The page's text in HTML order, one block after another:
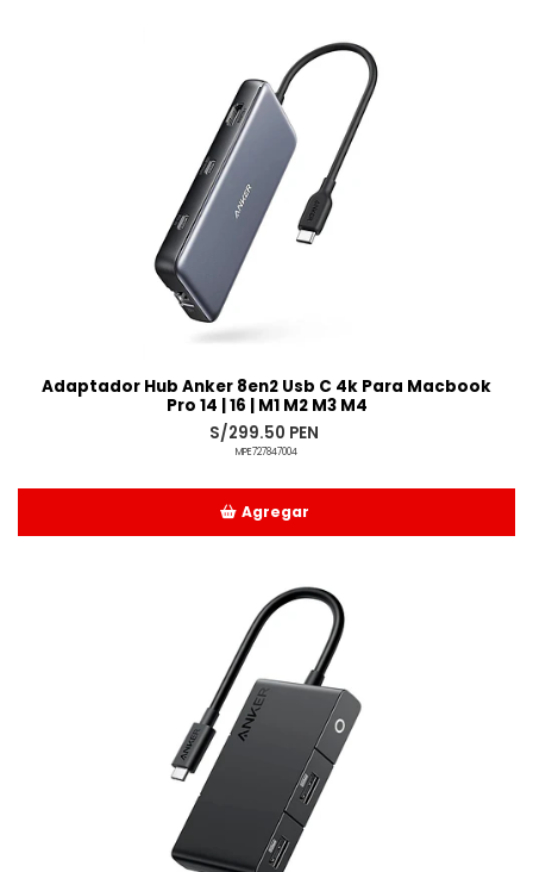
Adaptador Hub Anker 8en2 Usb C 4k Para Macbook
Pro 14 | 16 | M1 M2 M3 M4
S/299.50 PEN
MPE727847004
Agregar